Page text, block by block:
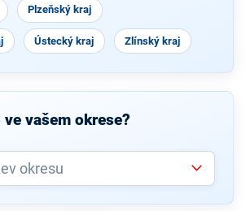
Plzeňský kraj
Ústecký kraj Zlínský kraj
vašem okrese?